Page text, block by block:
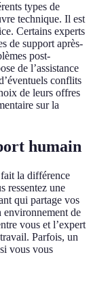
types de
technique. Il est
Certains experts
de support après-
post-
de l’assistance
conflits
de leurs offres
sur la
humain
la différence
ressentez une
qui partage vos
environnement de
vous et l’expert
Parfois, un
vous vous